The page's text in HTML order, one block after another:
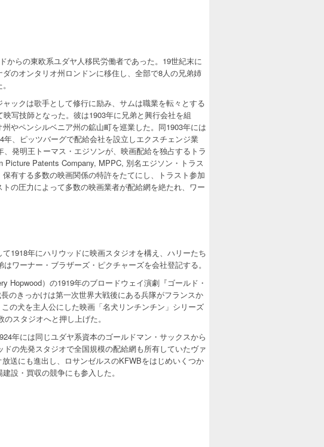
からの東欧系ユダヤ人移民労働者であった。19世紀末に
のオンタリオ州ロンドンに移住し、全部で8人の兄弟姉
ックは歌手として修行に励み、サムは職業を転々とする
写技師となった。彼は1903年に兄弟と興行会社を組
やペンシルベニア州の鉱山町を巡業した。同1903年には
、ピッツバーグで配給会社を設立しエクスチェンジ業
発明王トーマス・エジソンが、映画配給を独占するトラ
Patents Company, MPPC, 別名エジソン・トラス
有する多数の映画関係の特許をたてにし、トラスト参加
の圧力によって多数の映画業者が配給網を絶たれ、ワー
1918年にハリウッドに映画スタジオを構え、ハリーたち
ワーナー・ブラザーズ・ピクチャーズを会社登記する。
Hopwood）の1919年のブロードウェイ演劇『ゴールド・
のきっかけは第一次世界大戦後にある兵隊がフランスか
の犬を主人公にした映画「名犬リンチンチン」シリーズ
スタジオへと押し上げた。
年には同じユダヤ系資本のゴールドマン・サックスから
の先発スタジオで全国規模の配給網も所有していたヴァ
送にも進出し、ロサンゼルスのKFWBをはじめいくつか
設・買収の競争にも参入した。